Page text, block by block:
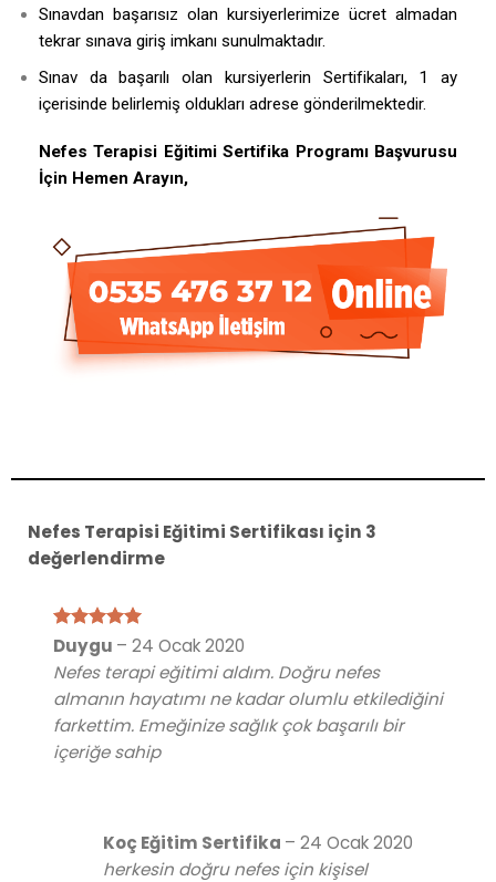
Sınavdan başarısız olan kursiyerlerimize ücret almadan
tekrar sınava giriş imkanı sunulmaktadır.
Sınav da başarılı olan kursiyerlerin Sertifikaları, 1 ay
içerisinde belirlemiş oldukları adrese gönderilmektedir.
Nefes Terapisi Eğitimi Sertifika Programı Başvurusu
İçin Hemen Arayın,
Nefes Terapisi Eğitimi Sertifikası için 3
değerlendirme
5 üzerinden
oy aldı
Duygu – 24 Ocak 2020
Nefes terapi eğitimi aldım. Doğru nefes
almanın hayatımı ne kadar olumlu etkilediğini
farkettim. Emeğinize sağlık çok başarılı bir
içeriğe sahip
Koç Eğitim Sertifika – 24 Ocak 2020
herkesin doğru nefes için kişisel